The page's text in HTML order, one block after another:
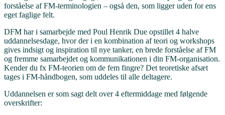
forståelse af FM-terminologien – også den, som ligger uden for ens
eget faglige felt.
DFM har i samarbejde med Poul Henrik Due opstillet 4 halve
uddannelsesdage, hvor der i en kombination af teori og workshops
gives indsigt og inspiration til nye tanker, en brede forståelse af FM
og fremme samarbejdet og kommunikationen i din FM-organisation.
Kender du fx FM-teorien om de fem fingre? Det teoretiske afsæt
tages i FM-håndbogen, som uddeles til alle deltagere.
Uddannelsen er som sagt delt over 4 eftermiddage med følgende
overskrifter: